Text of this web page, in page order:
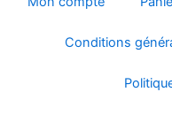
Conditions